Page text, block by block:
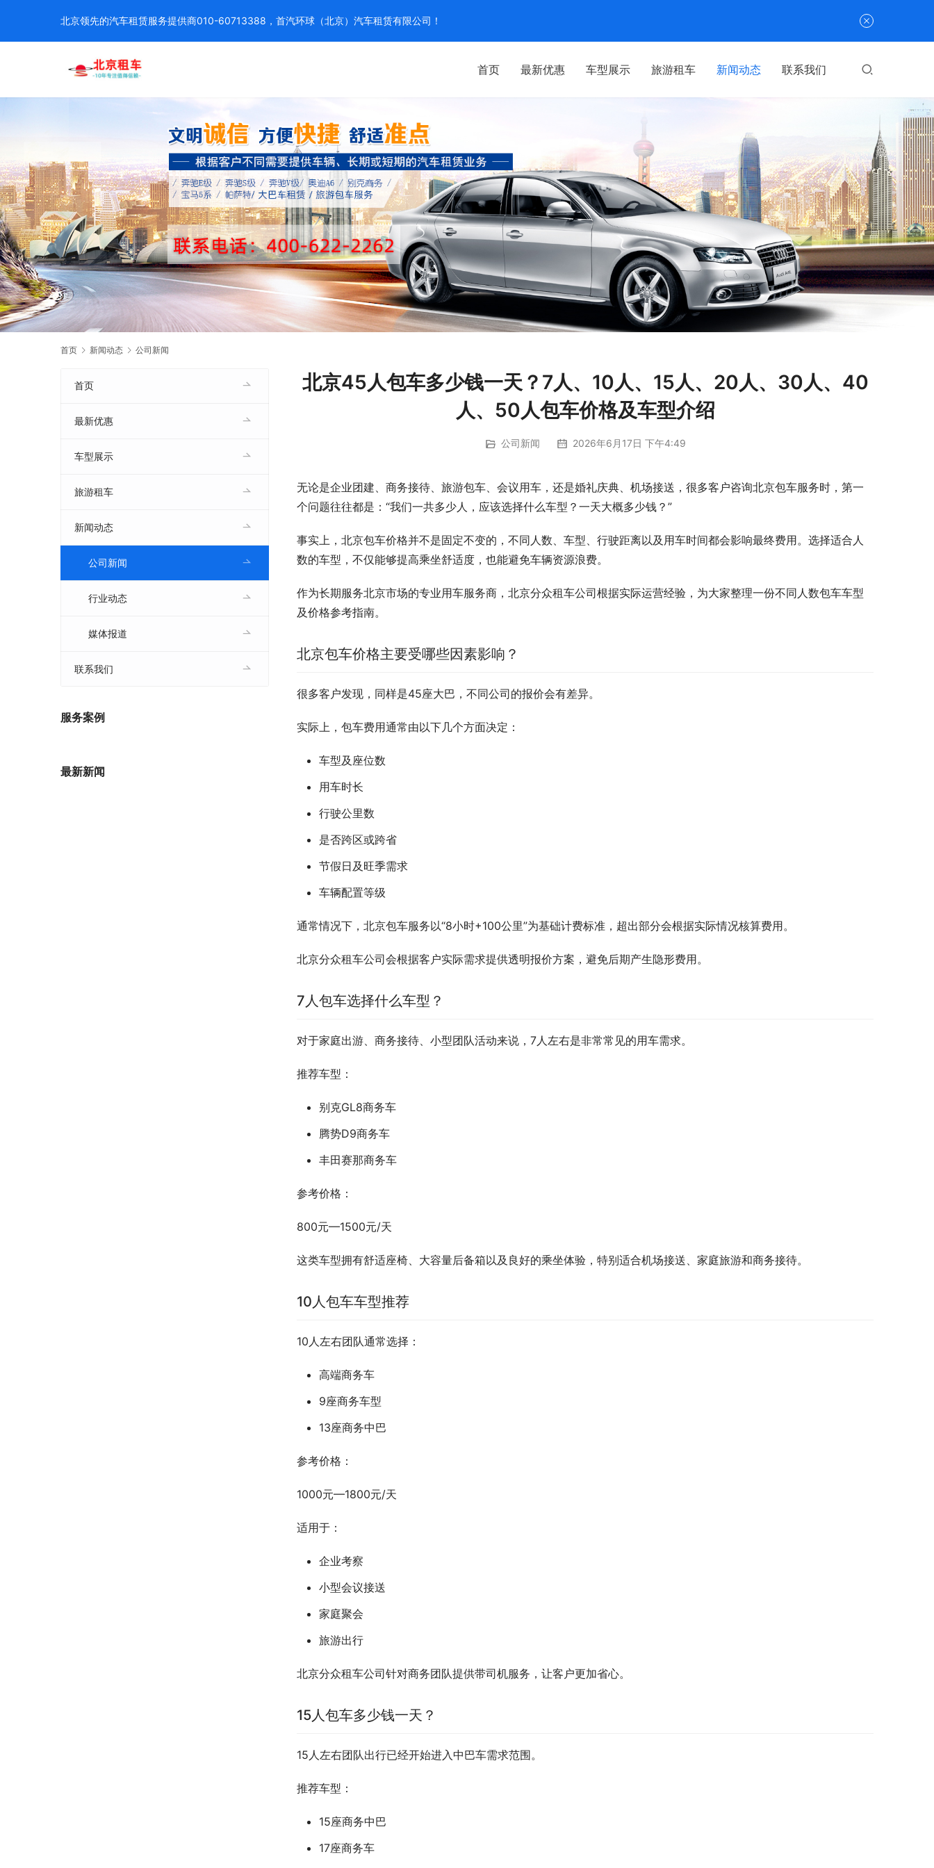
首页 最新优惠 车型展示 旅游租车 新闻动态 联系我们
首页 新闻动态 公司新闻
北京45人包车多少钱一天？7人、10人、15人、20人、30人、40
人、50人包车价格及车型介绍
公司新闻 2026年6月17日 下午4:49
无论是企业团建、商务接待、旅游包车、会议用车，还是婚礼庆典、机场接送，很多客户咨询北京包车服务时，第一
个问题往往都是：“我们一共多少人，应该选择什么车型？一天大概多少钱？”
事实上，北京包车价格并不是固定不变的，不同人数、车型、行驶距离以及用车时间都会影响最终费用。选择适合人
数的车型，不仅能够提高乘坐舒适度，也能避免车辆资源浪费。
作为长期服务北京市场的专业用车服务商，北京分众租车公司根据实际运营经验，为大家整理一份不同人数包车车型
及价格参考指南。
北京包车价格主要受哪些因素影响？
很多客户发现，同样是45座大巴，不同公司的报价会有差异。
实际上，包车费用通常由以下几个方面决定：
车型及座位数
用车时长
行驶公里数
是否跨区或跨省
节假日及旺季需求
车辆配置等级
通常情况下，北京包车服务以“8小时+100公里”为基础计费标准，超出部分会根据实际情况核算费用。
北京分众租车公司会根据客户实际需求提供透明报价方案，避免后期产生隐形费用。
7人包车选择什么车型？
对于家庭出游、商务接待、小型团队活动来说，7人左右是非常常见的用车需求。
推荐车型：
别克GL8商务车
腾势D9商务车
丰田赛那商务车
参考价格：
800元—1500元/天
这类车型拥有舒适座椅、大容量后备箱以及良好的乘坐体验，特别适合机场接送、家庭旅游和商务接待。
10人包车车型推荐
10人左右团队通常选择：
高端商务车
9座商务车型
13座商务中巴
参考价格：
1000元—1800元/天
适用于：
企业考察
小型会议接送
家庭聚会
旅游出行
北京分众租车公司针对商务团队提供带司机服务，让客户更加省心。
15人包车多少钱一天？
15人左右团队出行已经开始进入中巴车需求范围。
推荐车型：
15座商务中巴
17座商务车
首页
最新优惠
车型展示
旅游租车
新闻动态
公司新闻
行业动态
媒体报道
联系我们
服务案例
最新新闻
北京领先的汽车租赁服务提供商010-60713388，首汽环球（北京）汽车租赁有限公司！